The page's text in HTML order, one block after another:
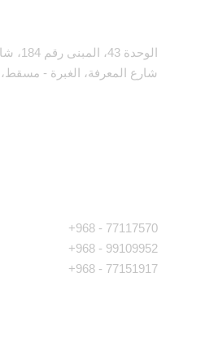
الوحدة 43، المبنى رقم 184، شارع 40،
شارع المعرفة، الغبرة -
77117570 - 968+
99109952 - 968+
77151917 - 968+